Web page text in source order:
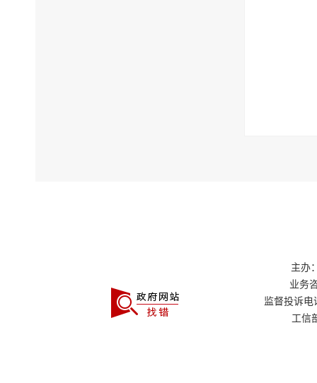
主办
业务
监督投诉电
工信